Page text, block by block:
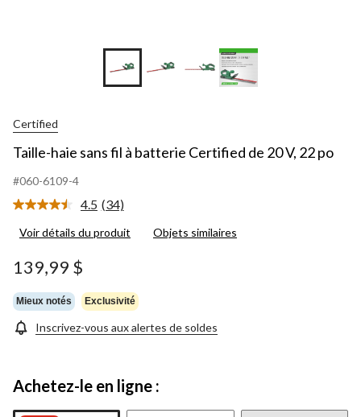
Certified
Taille-haie sans fil à batterie Certified de 20 V, 22 po
#060-6109-4
4.5 Lire
34
même
page.
(34)
Voir détails du produit Objets similaires
139,99 $
Mieux notés Exclusivité
Inscrivez-vous aux alertes de soldes
Achetez-le en ligne :